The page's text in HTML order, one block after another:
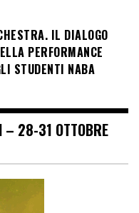
IL DIALOGO
PERFORMANCE
STUDENTI NABA
– 28-31 OTTOBRE